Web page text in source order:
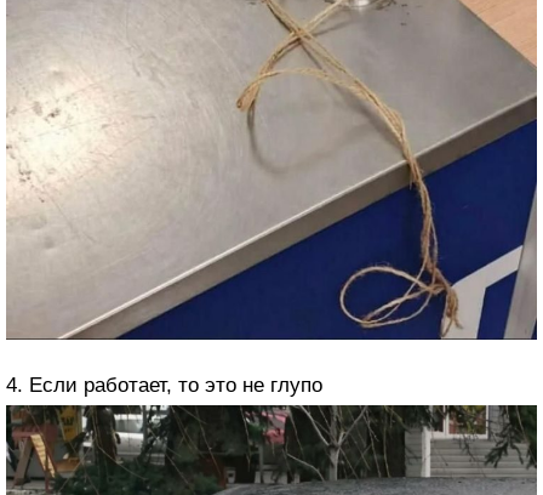
4. Если работает, то это не глупо